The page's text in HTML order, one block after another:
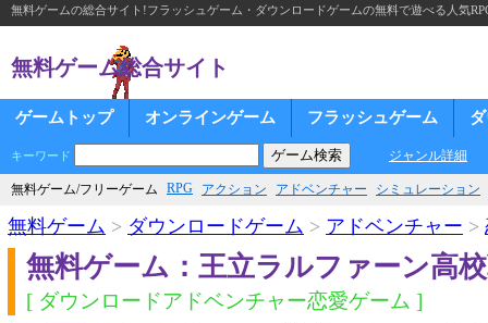
無料ゲームの総合サイト!フラッシュゲーム・ダウンロードゲームの無料で遊べる人気
無料ゲーム総合サイト
ゲームトップ オンラインゲーム フラッシュゲーム
キーワード ジャンル詳細
無料ゲーム/フリーゲーム RPG アクション アドベンチャー シミュレーション
無料ゲーム > ダウンロードゲーム > アドベンチャー >
無料ゲーム：王立ラルファーン高
[ ダウンロードアドベンチャー恋愛ゲーム ]